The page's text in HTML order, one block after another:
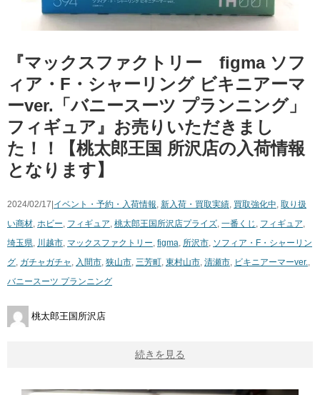
『マックスファクトリー figma ​ソフ
ィア・F・シャーリング ​ビキニアーマ
ーver.「バニースーツ プランニング」
フィギュア』お売りいただきまし
た！！【桃太郎王国 所沢店の入荷情報
となります】
2024/02/17| イベント・予約・入荷情報, 新入荷・買取実績, 買取強化中, 取り扱
い商材, ホビー, フィギュア, 桃太郎王国所沢店プライズ, 一番くじ , フィギュア,
埼玉県, 川越市, マックスファクトリー, figma, 所沢市, ソフィア・F・シャーリン
グ, ガチャガチャ , 入間市, 狭山市, 三芳町, 東村山市, 清瀬市, ビキニアーマーver.,
バニースーツ プランニング
桃太郎王国所沢店
続きを見る